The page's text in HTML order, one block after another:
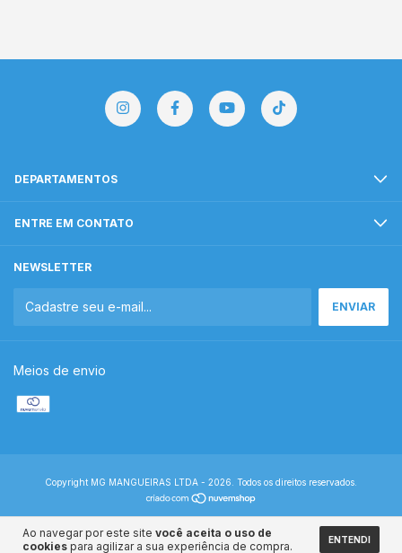
Ao navegar por este site você aceita o uso de
cookies para agilizar a sua experiência de compra. ENTENDI
DEPARTAMENTOS
ENTRE EM CONTATO
NEWSLETTER
Meios de envio
Copyright MG MANGUEIRAS LTDA - 2026. Todos os direitos reservados.